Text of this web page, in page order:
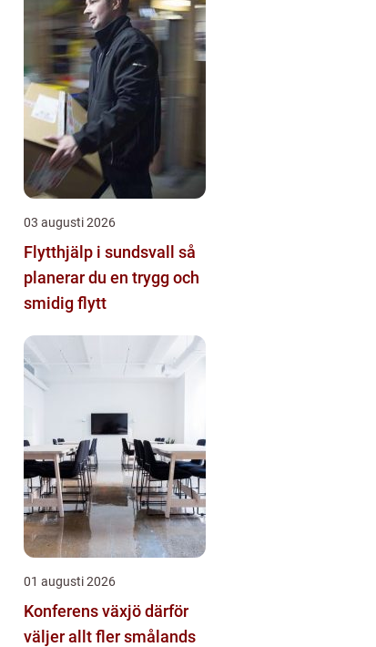
03 augusti 2026
Flytthjälp i sundsvall så
planerar du en trygg och
smidig flytt
01 augusti 2026
Konferens växjö därför
väljer allt fler smålands